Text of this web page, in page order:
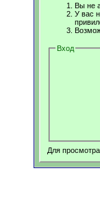
Вы не
У вас
Вход
Для